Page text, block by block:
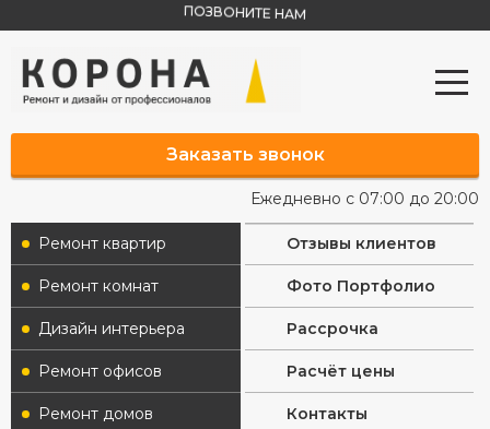
ПОЗВОНИТЕ НАМ
Заказать звонок
Ежедневно с 07:00 до 20:00
Ремонт квартир
Ремонт комнат
Дизайн интерьера
Ремонт офисов
Ремонт домов
Отзывы клиентов
Фото Портфолио
Рассрочка
Расчёт цены
Контакты